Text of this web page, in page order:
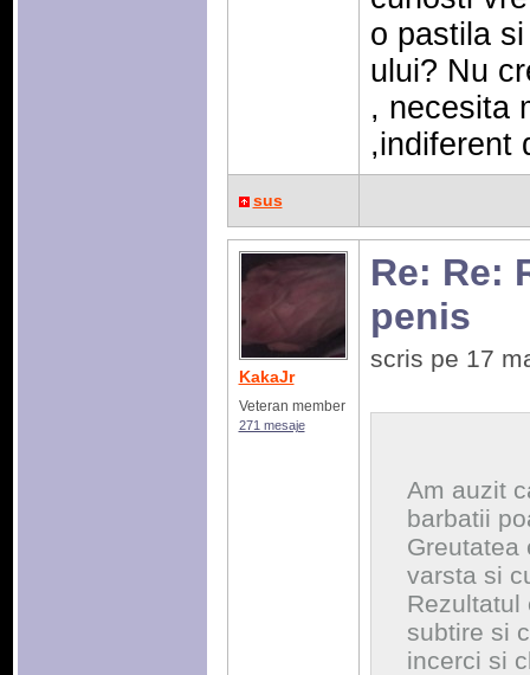
o pastila
ului? Nu
, necesita
,indiferent
sus
KakaJr
Veteran member
271 mesaje
Re: Re:
penis
scris pe 17
Am auzit
barbatii
Greutatea
varsta si
Rezultatul
subtire si
incerci si